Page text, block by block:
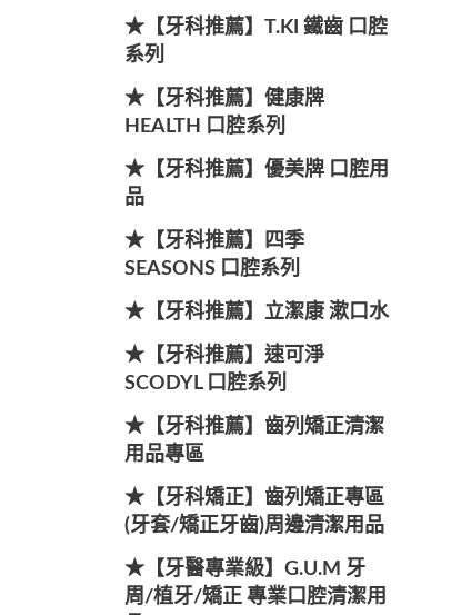
★【牙科推薦】T.KI 鐵齒 口腔
系列
★【牙科推薦】健康牌
HEALTH 口腔系列
★【牙科推薦】優美牌 口腔用
品
★【牙科推薦】四季
SEASONS 口腔系列
★【牙科推薦】立潔康 漱口水
★【牙科推薦】速可淨
SCODYL 口腔系列
★【牙科推薦】齒列矯正清潔
用品專區
★【牙科矯正】齒列矯正專區
(牙套/矯正牙齒)周邊清潔用品
★【牙醫專業級】G.U.M 牙
周/植牙/矯正 專業口腔清潔用